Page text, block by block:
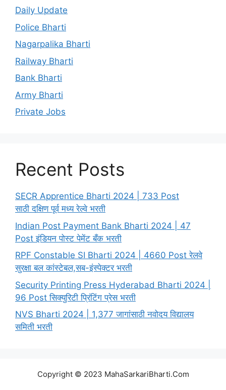
Daily Update
Police Bharti
Nagarpalika Bharti
Railway Bharti
Bank Bharti
Army Bharti
Private Jobs
Recent Posts
SECR Apprentice Bharti 2024 | 733 Post
साठी दक्षिण पूर्व मध्य रेल्वे भरती
Indian Post Payment Bank Bharti 2024 | 47
Post इंडियन पोस्ट पेमेंट बँक भरती
RPF Constable SI Bharti 2024 | 4660 Post रेलवे
सुरक्षा बल कांस्टेबल,सब-इंस्पेक्टर भरती
Security Printing Press Hyderabad Bharti 2024 |
96 Post सिक्युरिटी प्रिंटिंग प्रेस भरती
NVS Bharti 2024 | 1,377 जागांसाठी नवोदय विद्यालय
समिती भरती
Copyright © 2023 MahaSarkariBharti.Com